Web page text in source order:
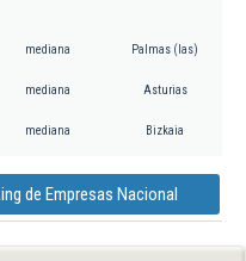
mediana Palmas (las)
mediana Asturias
mediana Bizkaia
de Empresas Nacional